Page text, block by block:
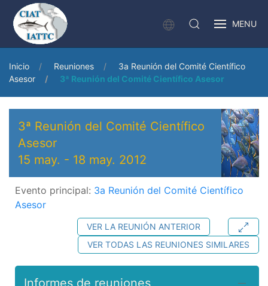
MENU
Inicio Reuniones
3a Reunión del Comité Científico
Asesor
3ª Reunión del Comité Científico Asesor
3ª Reunión del Comité Científico
Asesor
15 may. - 18 may. 2012
Evento principal: 3a Reunión del Comité Científico
Asesor
VER LA REUNIÓN ANTERIOR
VER TODAS LAS REUNIONES SIMILARES
Informes de reuniones